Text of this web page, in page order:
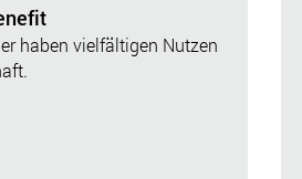
haben vielfältigen Nutzen